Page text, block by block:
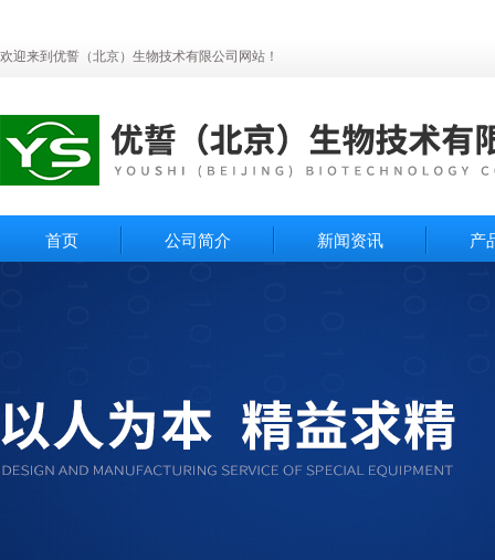
欢迎来到优誓（北京）生物技术有限公司网站！
首页 公司简介 新闻资讯 产